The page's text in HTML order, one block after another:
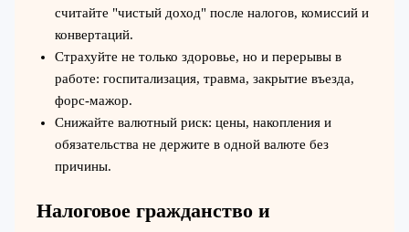
считайте "чистый доход" после налогов, комиссий и
конвертаций.
Страхуйте не только здоровье, но и перерывы в
работе: госпитализация, травма, закрытие въезда,
форс‑мажор.
Снижайте валютный риск: цены, накопления и
обязательства не держите в одной валюте без
причины.
Налоговое гражданство и